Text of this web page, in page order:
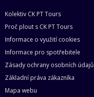
Kolektiv CK PT Tours
Proč plout s CK PT Tours
Informace o využití cookies
Informace pro spotřebitele
Zásady ochrany osobních údajů
Základní práva zákazníka
Mapa webu